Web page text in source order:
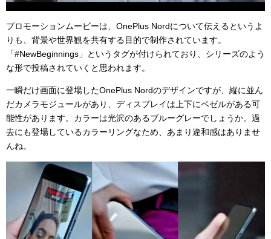
プロモーションムービーは、OnePlus Nordについて伝えるというよ
りも、背景や世界観を共有する目的で制作されています。
「#NewBeginnings」というタグが付けられており、シリーズのよう
な形で投稿されていくと思われます。
一瞬だけ画面に登場したOnePlus Nordのデザインですが、縦に並ん
だカメラモジュールがあり、ディスプレイは上下にベゼルがある可
能性があります。カラーは光沢のあるブルーグレーでしょうか。過
去にも登場しているカラーリングなため、あまり違和感はありませ
んね。